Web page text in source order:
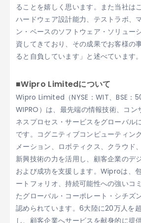
ることを嬉しく思います。また当社は
ハードウェア設計能力、テストラボ、
ン・ベースのソフトウェア・ソリュー
資してきており、その成果でお客様の
ると自負しています」と述べています。
■Wipro Limitedについて
Wipro Limited（NYSE：WIT、BSE：
WIPRO）は、最先端の情報技術、コン
ネスプロセス・サービスをグローバル
です。コグニティブコンピューティン
メーション、ロボティクス、クラウド
新興技術の力を活用し、顧客企業のデ
および成功を支援します。Wiproは、
ートフォリオ、持続可能性への強いコ
たグローバル・コーポレート・シチズ
認められています。6大陸に20万人を
し、顧客企業へサービスを献身的に提